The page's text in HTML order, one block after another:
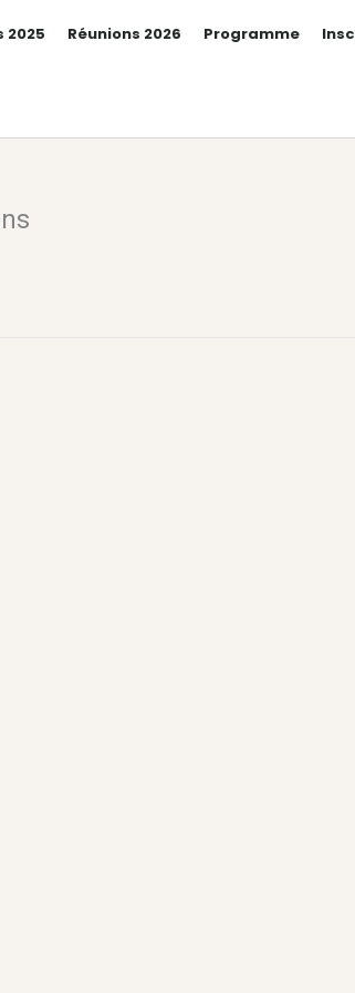
2025 Réunions 2026 Programme